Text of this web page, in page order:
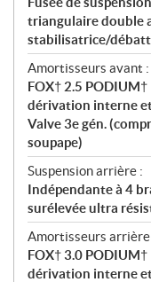
triangulaire double
stabilisatrice/
Amortisseurs avant :
FOX† 2.5 PODIUM†
dérivation interne
Valve 3e gén.
soupape)
Suspension arrière :
Indépendante à 4
surélevée ultra
Amortisseurs arrière
FOX† 3.0 PODIUM†
dérivation interne